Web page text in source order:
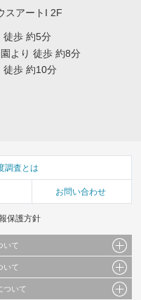
スアートI 2F
徒歩 約5分
より 徒歩 約8分
徒歩 約10分
調査とは
お問い合わせ
保護方針
いて
スト、画像データ等）及びこれらの配
どの二次利用を行うことは固く禁じて
いて
用者が提出された見解・感想です。
ついて